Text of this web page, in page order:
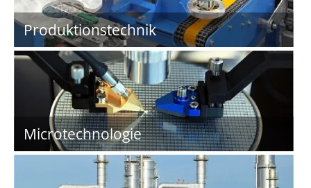
Produktionstechnik
Microtechnologie